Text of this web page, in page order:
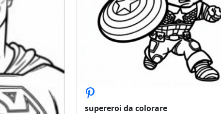
supereroi da colorare